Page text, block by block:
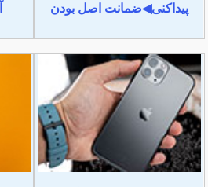
پیداکنی◀ضمانت اصل بودن